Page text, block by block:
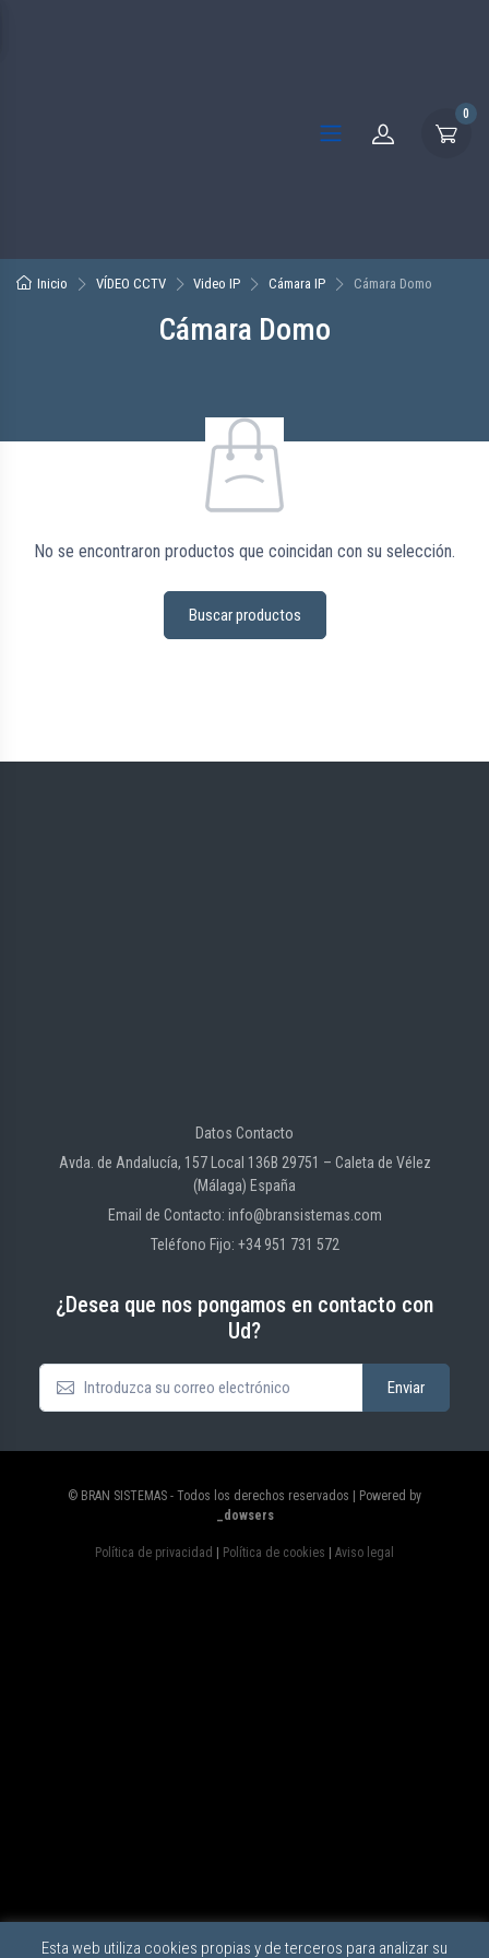
0
Inicio VÍDEO CCTV Video IP Cámara IP Cámara Domo
Cámara Domo
No se encontraron productos que coincidan con su selección.
Buscar productos
Datos Contacto
Avda. de Andalucía, 157 Local 136B 29751 – Caleta de Vélez
(Málaga) España
Email de Contacto: info@bransistemas.com
Teléfono Fijo: +34 951 731 572
¿Desea que nos pongamos en contacto con
Ud?
© BRAN SISTEMAS - Todos los derechos reservados | Powered by
_dowsers
Política de privacidad Política de cookies Aviso legal
Esta web utiliza cookies propias y de terceros para analizar su